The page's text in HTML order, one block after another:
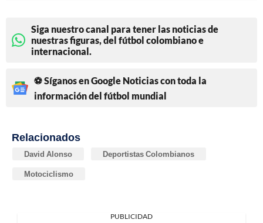
Siga nuestro canal para tener las noticias de
nuestras figuras, del fútbol colombiano e
internacional.
⚽ Síganos en Google Noticias con toda la
información del fútbol mundial
Relacionados
David Alonso Deportistas Colombianos
Motociclismo
PUBLICIDAD